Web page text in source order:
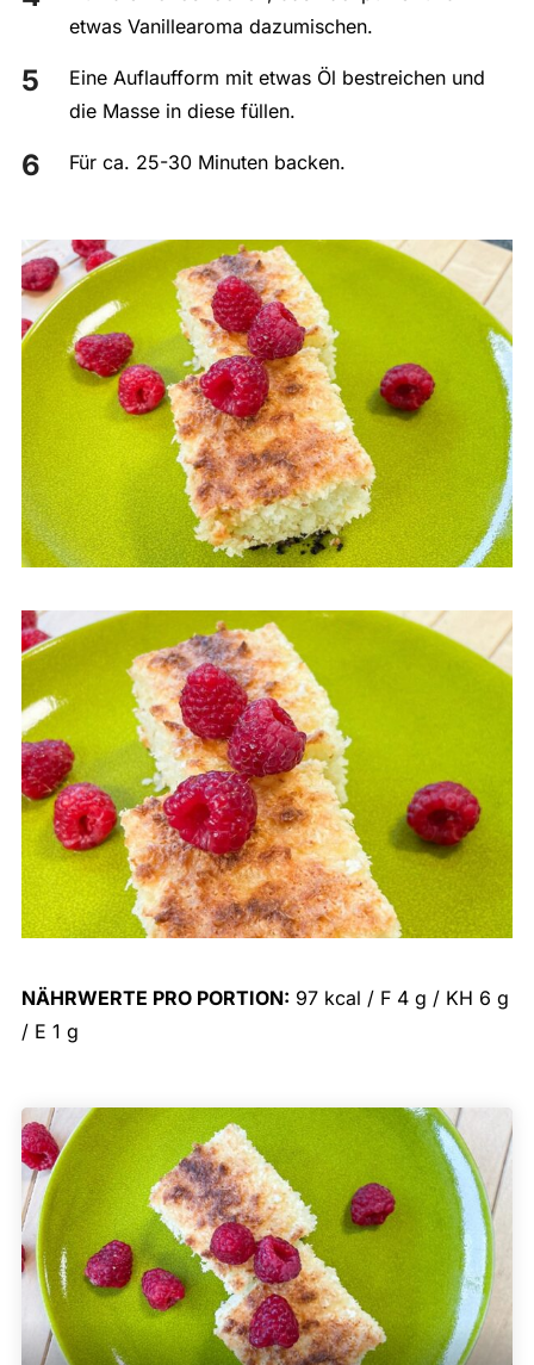
etwas Vanillearoma dazumischen.
Eine Auflaufform mit etwas Öl bestreichen und
die Masse in diese füllen.
Für ca. 25-30 Minuten backen.
NÄHRWERTE PRO PORTION: 97 kcal / F 4 g / KH 6 g
/ E 1 g